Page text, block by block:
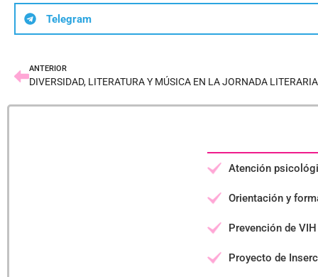
Telegram
ANTERIOR
Atención
Orientación y
Prevención de
Proyecto de